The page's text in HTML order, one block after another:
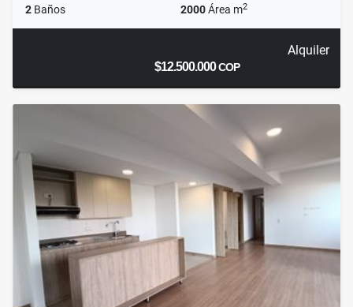
2 Baños 2000Área m2
Alquiler
$12.500.000COP